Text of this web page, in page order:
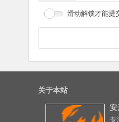
滑动解锁才能提
关于本站
安
专